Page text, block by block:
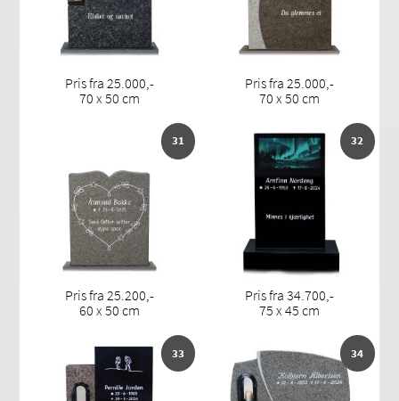
Pris fra 25.000,-
70 x 50 cm
Pris fra 25.000,-
70 x 50 cm
31
Pris fra 25.200,-
60 x 50 cm
32
Pris fra 34.700,-
75 x 45 cm
33 34